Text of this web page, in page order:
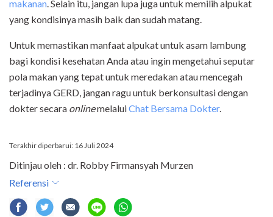
makanan . Selain itu, jangan lupa juga untuk memilih alpukat
yang kondisinya masih baik dan sudah matang.
Untuk memastikan manfaat alpukat untuk asam lambung
bagi kondisi kesehatan Anda atau ingin mengetahui seputar
pola makan yang tepat untuk meredakan atau mencegah
terjadinya GERD, jangan ragu untuk berkonsultasi dengan
dokter secara onlinemelaluiChat Bersama Dokter.
Terakhir diperbarui: 16 Juli 2024